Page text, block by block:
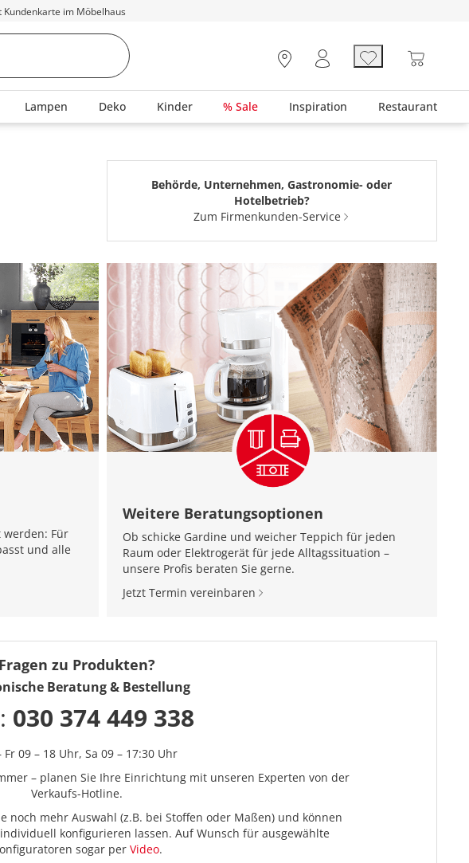
im Möbelhaus
Lampen Deko Kinder % Sale Inspiration Restaurant
Behörde, Unternehmen, Gastronomie- oder
Hotelbetrieb?
Zum Firmenkunden-Service
Für
und alle
Weitere Beratungsoptionen
Ob schicke Gardine und weicher Teppich für jeden
Raum oder Elektrogerät für jede Alltagssituation –
unsere Profis beraten Sie gerne.
Jetzt Termin vereinbaren
Fragen zu Produkten?
Beratung & Bestellung
030 374 449 338
Fr 09 – 18 Uhr,Sa 09 – 17:30 Uhr
– planen Sie Ihre Einrichtung mit unseren Experten von der
Verkaufs-Hotline.
noch mehr Auswahl (z.B. bei Stoffen oder Maßen) und können
konfigurieren lassen. Auf Wunsch für ausgewählte
sogar per Video.